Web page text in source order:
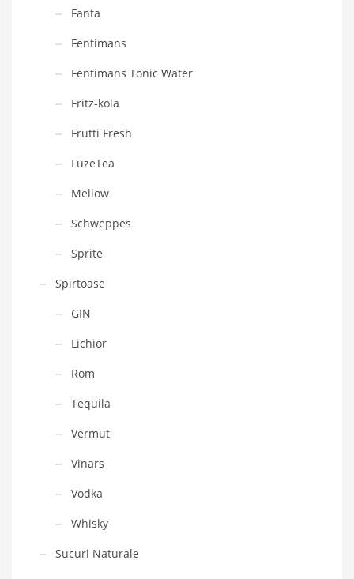
Fanta
Fentimans
Fentimans Tonic Water
Fritz-kola
Frutti Fresh
FuzeTea
Mellow
Schweppes
Sprite
Spirtoase
GIN
Lichior
Rom
Tequila
Vermut
Vinars
Vodka
Whisky
Sucuri Naturale